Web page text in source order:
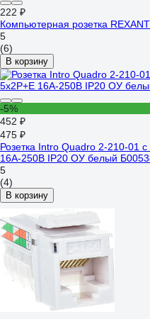
222 ₽
Компьютерная розетка
5
(6)
В корзину
-5%
452 ₽
475 ₽
Розетка Intro Quadro 2-210-01
16А-250В IP20 ОУ белый
5
(4)
В корзину